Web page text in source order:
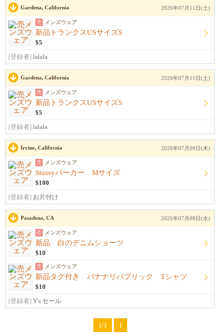
Gardena, California 2026年07月11日(土)
売 メンズウェア
新品トランクスUSサイズS
$5
[登録者] lalala
Gardena, California 2026年07月11日(土)
売 メンズウェア
新品トランクスUSサイズS
$5
[登録者] lalala
Irvine, California 2026年07月09日(木)
売 メンズウェア
Stussyパーカー Mサイズ
$100
[登録者] お片付け
Pasadena, CA 2026年07月08日(水)
売 メンズウェア
新品 白のデニムショーツ
$10
売 メンズウェア
新品タグ付き バナナリパブリック Tシャツ
$10
[登録者] Y's セール
1/1 1